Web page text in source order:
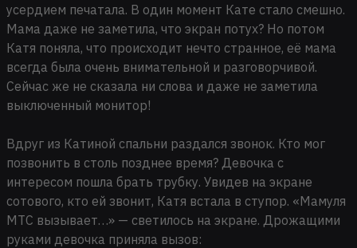
усердием печатала. В один момент Кате стало смешно.
Мама даже не заметила, что экран потух? Но потом
Катя поняла, что происходит нечто странное, её мама
всегда была очень внимательной и разговорчивой.
Сейчас же не сказала ни слова и даже не заметила
выключенный монитор!
Вдруг из Катиной спальни раздался звонок. Кто мог
позвонить в столь позднее время? Девочка с
интересом пошла брать трубку. Увидев на экране
сотового, кто ей звонит, Катя встала в ступор. «Мамуля
МТС вызывает…» — светилось на экране. Дрожащими
руками девочка приняла вызов: